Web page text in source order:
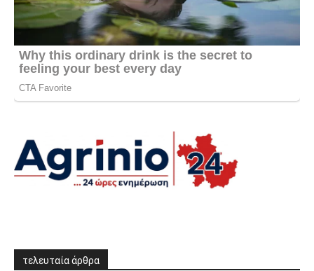
τελευταία άρθρα